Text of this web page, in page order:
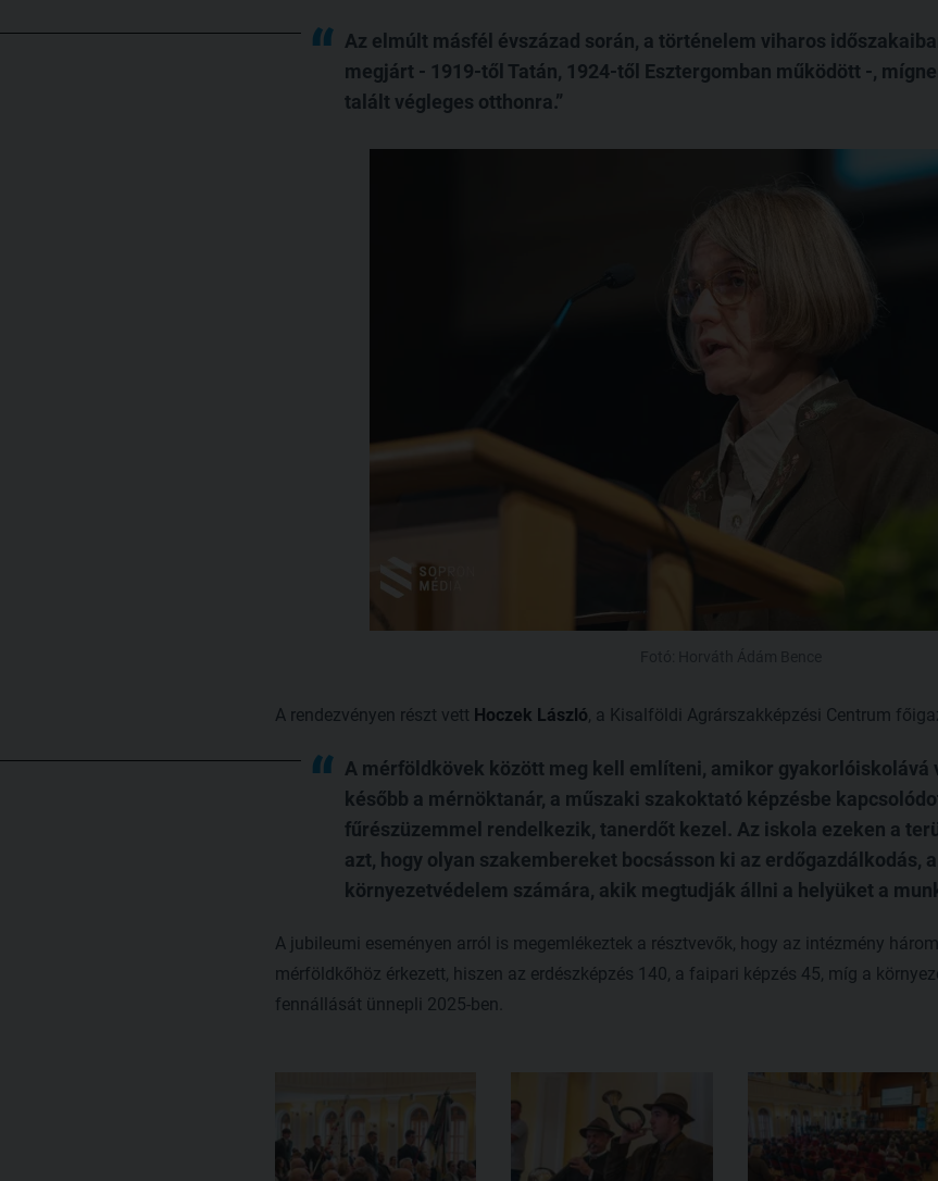
Az elmúlt másfél évszázad során, a történelem viharos
megjárt - 1919-től Tatán, 1924-től Esztergomban működött -,
talált végleges otthonra.
A rendezvényen részt vett Hoczek László , a Kisalföldi Agrárszakképzési Centrum
A mérföldkövek között meg kell említeni, amikor gyakorlóiskolává
később a mérnöktanár, a műszaki szakoktató képzésbe
fűrészüzemmel rendelkezik, tanerdőt kezel. Az iskola ezeken a
azt, hogy olyan szakembereket bocsásson ki az erdőgazdálkodás,
környezetvédelem számára, akik megtudják állni a helyüket a
A jubileumi eseményen arról is megemlékeztek a résztvevők, hogy az intézmény
mérföldkőhöz érkezett, hiszen az erdészképzés 140, a faipari képzés 45, míg a
fennállását ünnepli 2025-ben.